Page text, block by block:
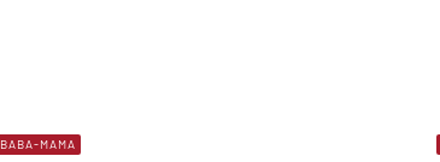
BABA-MAMA